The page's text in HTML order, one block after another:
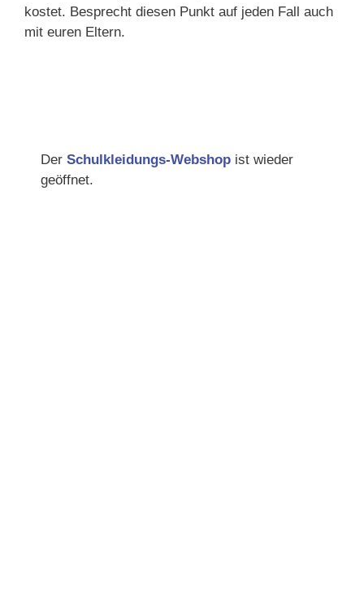
kostet. Besprecht diesen Punkt auf jeden Fall auch
mit euren Eltern.
Der Schulkleidungs-Webshop ist wieder
geöffnet.